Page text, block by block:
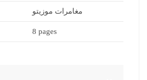
مغامرات موزيتو
8 pages